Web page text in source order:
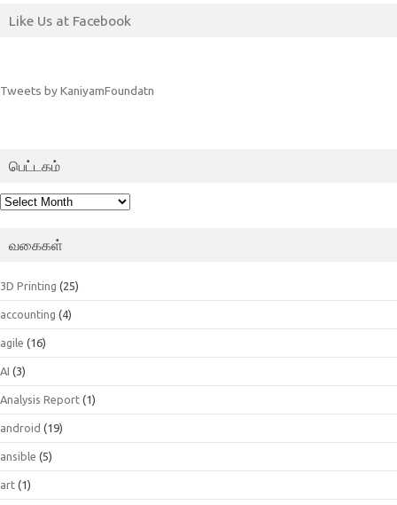
Like Us at Facebook
Tweets by KaniyamFoundatn
பெட்டகம்
பெட்டகம்
வகைகள்
3D Printing (25)
accounting (4)
agile (16)
AI (3)
Analysis Report (1)
android (19)
ansible (5)
art (1)